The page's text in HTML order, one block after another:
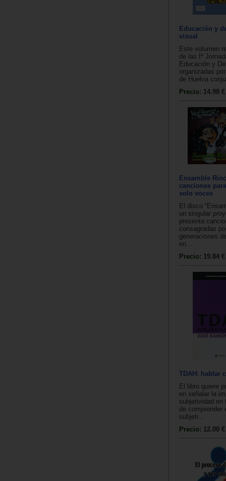
Educación y
visual
Este volumen
de las Iª
Educación y
organizadas
de Huelva
Precio: 14.98 €
Ensamble
canciones
solo voces
El disco
un singular
presenta
consagradas
generaciones
en...
Precio: 19.84 €
TDAH: hablar
El libro quiere
en señalar la
subjetividad en
de comprender
subjeti...
Precio: 12.00 €